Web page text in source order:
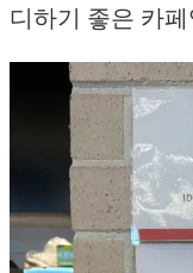
디하기 좋은 카페